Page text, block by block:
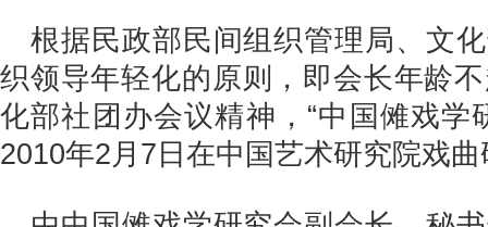
根据民政部民间组织管理局、文
织领导年轻化的原则，即会长年龄
化部社团办会议精神，“中国傩戏学
2010年2月7日在中国艺术研究院戏